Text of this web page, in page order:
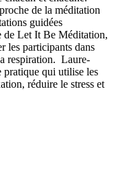
de la méditation
guidées
de Let It Be Méditation,
les participants dans
respiration. Laure-
pratique qui utilise les
réduire le stress et